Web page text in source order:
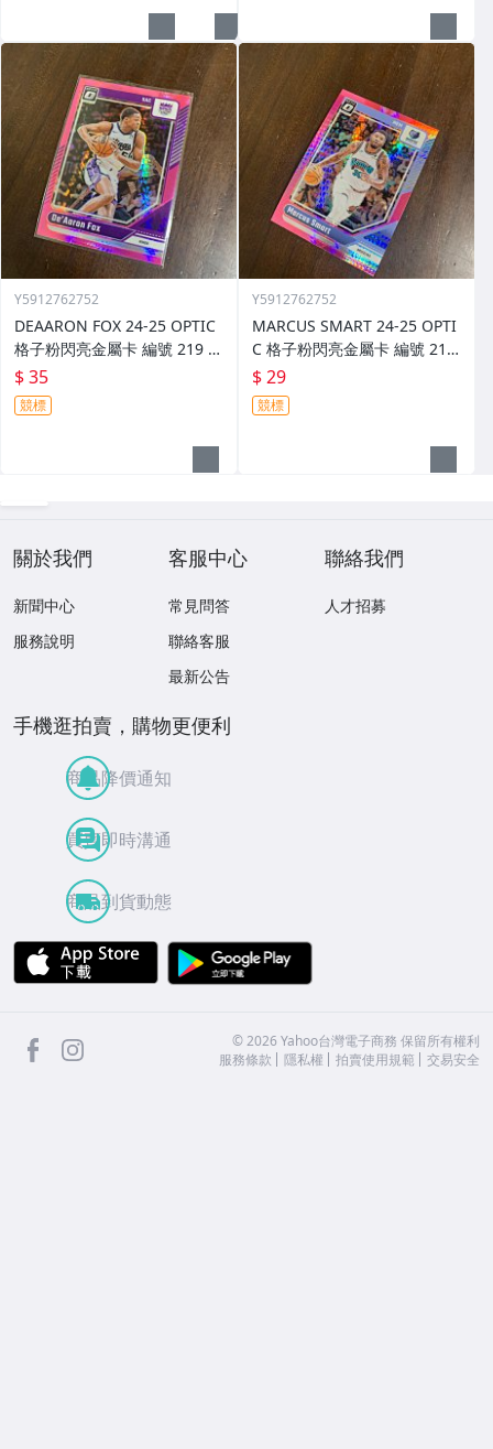
Y5912762752
DEAARON FOX 24-25 OPTIC
格子粉閃亮金屬卡 編號 219 前
後圖
$ 35
競標
Y5912762752
MARCUS SMART 24-25 OPTI
C 格子粉閃亮金屬卡 編號 213
前後圖
$ 29
競標
關於我們
新聞中心
服務說明
客服中心
常見問答
聯絡客服
最新公告
聯絡我們
人才招募
手機逛拍賣，購物更便利
商品降價通知
買賣即時溝通
商品到貨動態
APP Store
facebook ©2026 Yahoo台灣電子商務 保留所有權利
服務條款
隱私權 拍賣使用規範 交易安全